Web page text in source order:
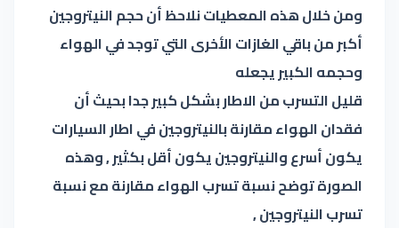
ومن خلال هذه المعطيات نلاحظ أن حجم النيتروجين
أكبر من باقي الغازات الأخرى التي توجد في الهواء
وحجمه الكبير يجعله
قليل التسرب من الاطار بشكل كبير جدا بحيث أن
فقدان الهواء مقارنة بالنيتروجين في اطار السيارات
يكون أسرع والنيتروجين يكون أقل بكثير , وهذه
الصورة توضح نسبة تسرب الهواء مقارنة مع نسبة
تسرب النيتروجين ,